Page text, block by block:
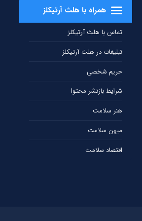
همراه با هلث آرتیکلز
تماس با هلث آرتیکلز
تبلیغات در هلث آرتیکلز
حریم شخصی
شرایط بازنشر محتوا
هنر سلامت
میهن سلامت
اقتصاد سلامت